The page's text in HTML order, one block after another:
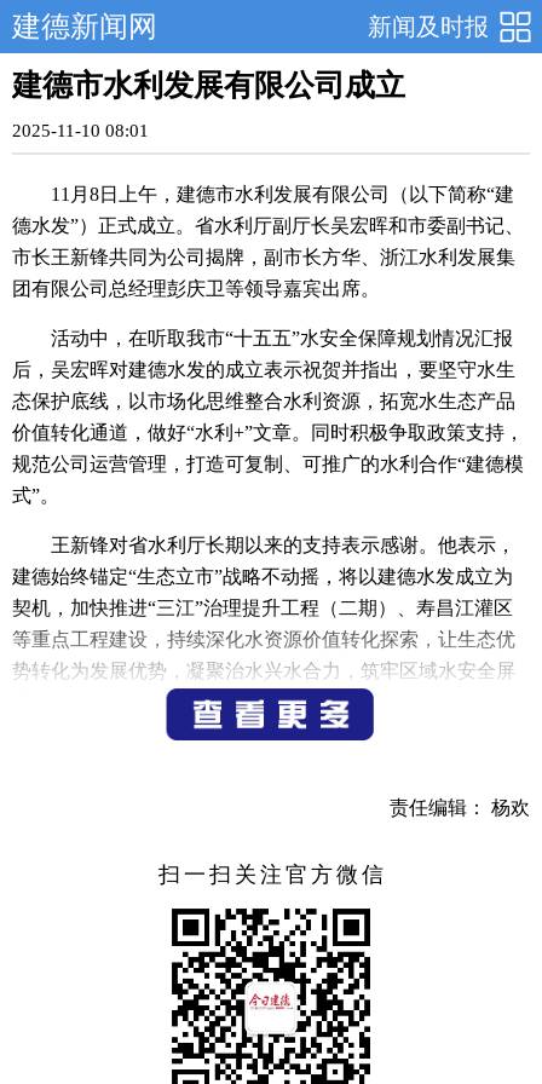
新闻及时报
建德新闻网
建德市水利发展有限公司成立
2025-11-10 08:01
11月8日上午，建德市水利发展有限公司（以下简称“建
德水发”）正式成立。省水利厅副厅长吴宏晖和市委副书记、
市长王新锋共同为公司揭牌，副市长方华、浙江水利发展集
团有限公司总经理彭庆卫等领导嘉宾出席。
活动中，在听取我市“十五五”水安全保障规划情况汇报
后，吴宏晖对建德水发的成立表示祝贺并指出，要坚守水生
态保护底线，以市场化思维整合水利资源，拓宽水生态产品
价值转化通道，做好“水利+”文章。同时积极争取政策支持，
规范公司运营管理，打造可复制、可推广的水利合作“建德模
式”。
王新锋对省水利厅长期以来的支持表示感谢。他表示，
建德始终锚定“生态立市”战略不动摇，将以建德水发成立为
契机，加快推进“三江”治理提升工程（二期）、寿昌江灌区
等重点工程建设，持续深化水资源价值转化探索，让生态优
势转化为发展优势，凝聚治水兴水合力，筑牢区域水安全屏
省水发集团的资源优势与市场化运营机制，重点参与水生态
经济高质量发展注入水利动能。
责任编辑： 杨欢
扫一扫关注官方微信